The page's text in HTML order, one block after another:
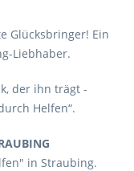
Glücksbringer! Ein
Liebhaber.
der ihn trägt -
Helfen“.
in Straubing.